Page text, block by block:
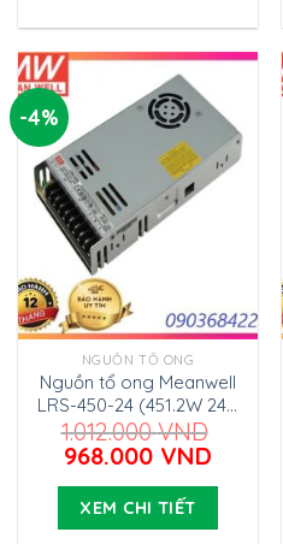
-4%
NGUỒN TỔ ONG
Nguồn tổ ong Meanwell
LRS-450-24 (451.2W 24V
18.8A)
1.012.000VND
Giá
gốc
là:
1.012.000 VND.
968.000 VND
hiện
là:
XEM CHI TIẾT